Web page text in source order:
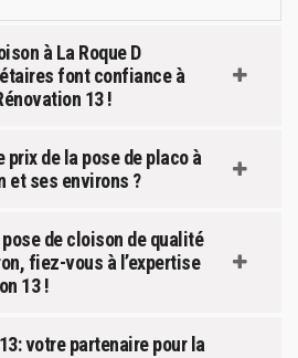
à La Roque D
font confiance à
13 !
de la pose de placo à
et ses environs ?
de cloison de qualité
fiez-vous à l’expertise
13 !
votre partenaire pour la